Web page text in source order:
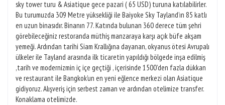
sky tower turu & Asiatique gece pazari ( 65 USD) turuna katılabilirler.
Bu turumuzda 309 Metre yüksekliği ile Baiyoke Sky Tayland’ın 85 katlı
en uzun binasıdır. Binanın 77. Katında bulunan 360 derece tüm şehri
görebileceğiniz restoranda müthiş manzaraya karşı açık büfe akşam
yemeği. Ardından tarihi Siam Krallığına dayanan, okyanus ötesi Avrupalı
ülkeler ile Tayland arasında ilk ticaretin yapıldığı bölgede inşa edilmiş
,tarih ve modernizmin iç içe geçtiği , içerisinde 1500’den fazla dükkan
ve restaurant ile Bangkok’un en yeni eğlence merkezi olan Asiatique
gidiyoruz. Alışveriş için serbest zaman ve ardından otelimize transfer.
Konaklama otelimizde.